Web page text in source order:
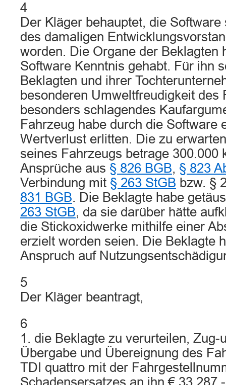
4
Der Kläger behauptet, die
des damaligen
worden. Die Organe der Beklagten
Software Kenntnis gehabt. Für ihn
Beklagten und ihrer
besonderen Umweltfreudigkeit des
besonders schlagendes
Fahrzeug habe durch die Software
Wertverlust erlitten. Die zu
seines Fahrzeugs betrage 300.000
Ansprüche aus § 826 BGB, § 823
Verbindung mit § 263 StGB bzw. §
831 BGB. Die Beklagte habe
263 StGB, da sie darüber hätte
die Stickoxidwerke mithilfe einer
erzielt worden seien. Die Beklagte
Anspruch auf
5
Der Kläger beantragt,
6
1. die Beklagte zu verurteilen, Zug-
Übergabe und Übereignung des
TDI quattro mit der
Schadensersatzes an ihn €